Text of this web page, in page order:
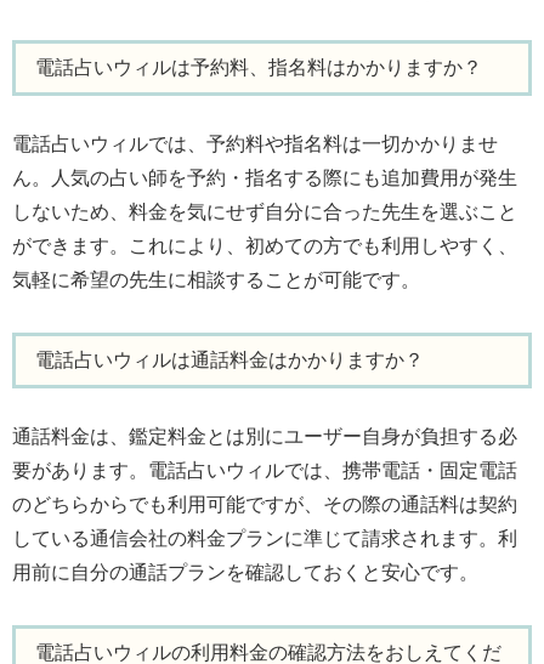
電話占いウィルは予約料、指名料はかかりますか？
電話占いウィルでは、予約料や指名料は一切かかりませ
ん。人気の占い師を予約・指名する際にも追加費用が発生
しないため、料金を気にせず自分に合った先生を選ぶこと
ができます。これにより、初めての方でも利用しやすく、
気軽に希望の先生に相談することが可能です。
電話占いウィルは通話料金はかかりますか？
通話料金は、鑑定料金とは別にユーザー自身が負担する必
要があります。電話占いウィルでは、携帯電話・固定電話
のどちらからでも利用可能ですが、その際の通話料は契約
している通信会社の料金プランに準じて請求されます。利
用前に自分の通話プランを確認しておくと安心です。
電話占いウィルの利用料金の確認方法をおしえてくだ